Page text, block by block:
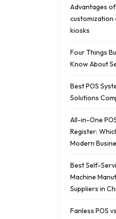
Advantages
kiosks
Four Things
Know About
Best POS
Solutions
All-in-One
Register:
Modern
Best Self-
Machine
Suppliers in
Fanless POS